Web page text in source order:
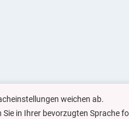
weichen ab.
Sie in Ihrer bevorzugten Sprache